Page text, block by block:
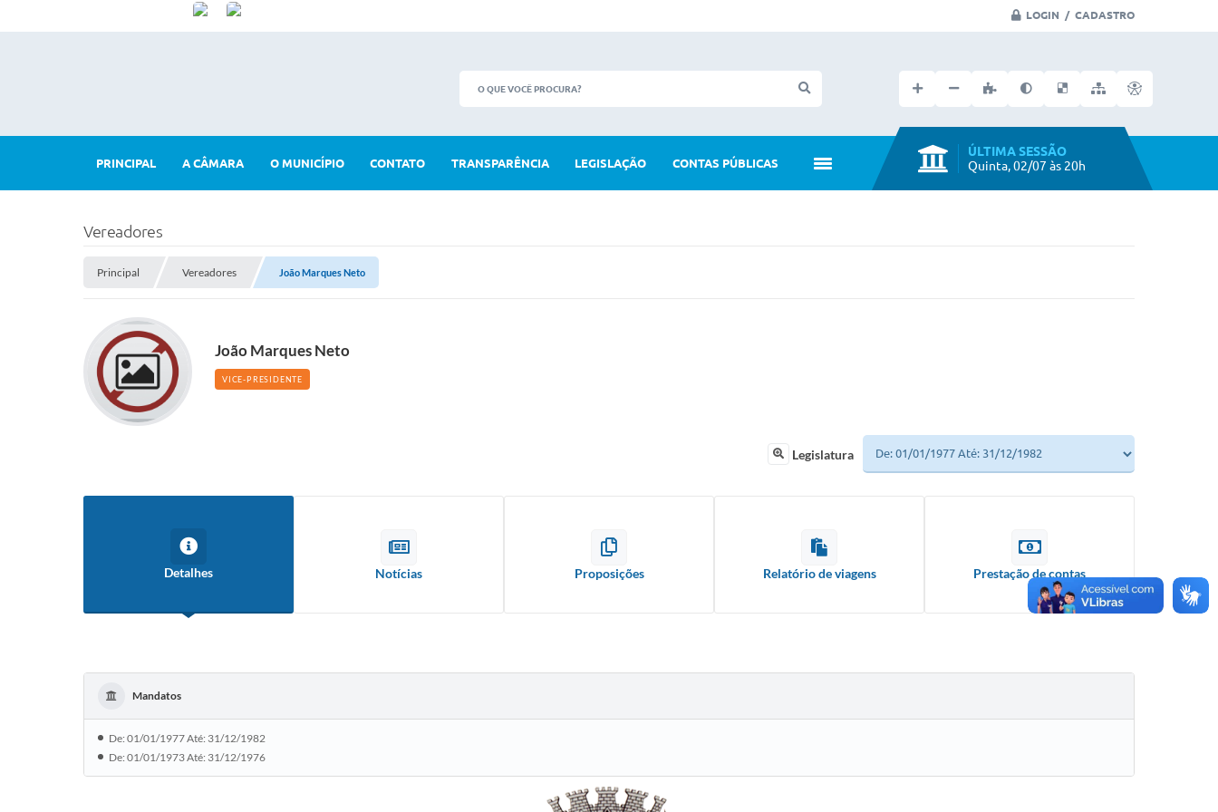
LOGIN / CADASTRO
PRINCIPAL A CÂMARA O MUNICÍPIO CONTATO TRANSPARÊNCIA LEGISLAÇÃO CONTAS PÚBLICAS
ÚLTIMA SESSÃO
Quinta, 02/07 às 20h
Vereadores
Principal Vereadores João Marques Neto
João Marques Neto
VICE-PRESIDENTE
Legislatura
Detalhes Notícias Proposições Relatório de viagens Prestação de contas
Mandatos
De: 01/01/1977 Até: 31/12/1982
De: 01/01/1973 Até: 31/12/1976